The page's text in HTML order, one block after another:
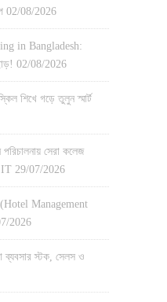
02/08/2026
in Bangladesh:
02/08/2026
শিখে গড়ে তুলুন স্মার্ট
পরিচালনায় সেরা কলেজ
IT 29/07/2026
(Hotel Management
2026
ব্যবসার স্টক, সেলস ও